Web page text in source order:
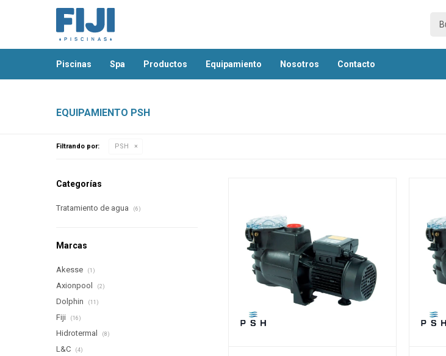
piscinas spa productos equipamiento nosotros contacto
EQUIPAMIENTO PSH
Filtrando por: PSH
Categorías
Tratamiento de agua (6)
Marcas
Akesse (1)
Axionpool (2)
Dolphin (11)
Fiji (16)
Hidrotermal (8)
L&C (4)